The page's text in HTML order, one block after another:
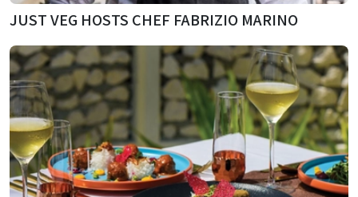
JUST VEG HOSTS CHEF FABRIZIO MARINO